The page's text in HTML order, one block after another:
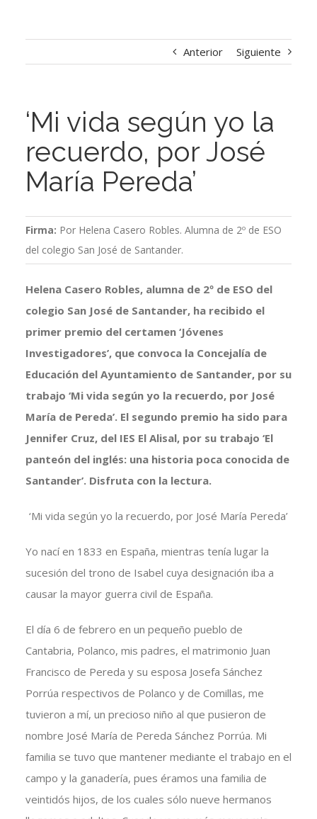
Anterior Siguiente
‘Mi vida según yo la
recuerdo, por José
María Pereda’
Firma: Por Helena Casero Robles. Alumna de 2º de ESO
del colegio San José de Santander.
Helena Casero Robles, alumna de 2º de ESO del
colegio San José de Santander, ha recibido el
primer premio del certamen ‘Jóvenes
Investigadores’, que convoca la Concejalía de
Educación del Ayuntamiento de Santander, por su
trabajo ‘Mi vida según yo la recuerdo, por José
María de Pereda’. El segundo premio ha sido para
Jennifer Cruz, del IES El Alisal, por su trabajo ‘El
panteón del inglés: una historia poca conocida de
Santander’. Disfruta con la lectura.
‘Mi vida según yo la recuerdo, por José María Pereda’
Yo nací en 1833 en España, mientras tenía lugar la
sucesión del trono de Isabel cuya designación iba a
causar la mayor guerra civil de España.
El día 6 de febrero en un pequeño pueblo de
Cantabria, Polanco, mis padres, el matrimonio Juan
Francisco de Pereda y su esposa Josefa Sánchez
Porrúa respectivos de Polanco y de Comillas, me
tuvieron a mí, un precioso niño al que pusieron de
nombre José María de Pereda Sánchez Porrúa. Mi
familia se tuvo que mantener mediante el trabajo en el
campo y la ganadería, pues éramos una familia de
veintidós hijos, de los cuales sólo nueve hermanos